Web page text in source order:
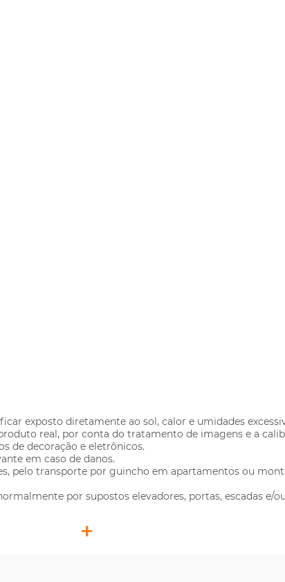
exposto diretamente ao sol, calor e umidades
real, por conta do tratamento de imagens e a
de decoração e eletrônicos.
em caso de danos.
pelo transporte por guincho em apartamentos ou
por supostos elevadores, portas, escadas e/